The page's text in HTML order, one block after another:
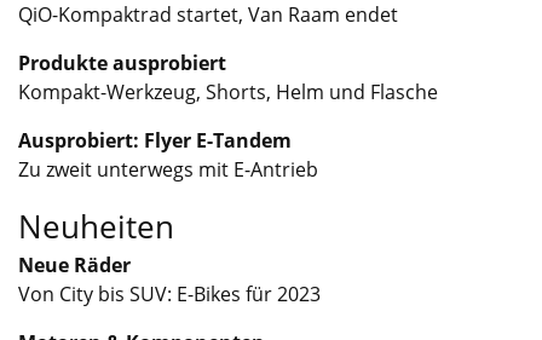
QiO-Kompaktrad startet, Van Raam endet
Produkte ausprobiert
Kompakt-Werkzeug, Shorts, Helm und Flasche
Ausprobiert: Flyer E-Tandem
Zu zweit unterwegs mit E-Antrieb
Neuheiten
Neue Räder
Von City bis SUV: E-Bikes für 2023